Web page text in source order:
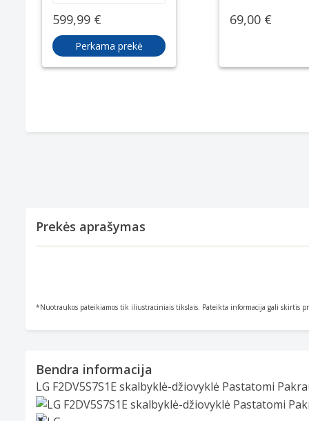
599,99 €
Perkama prekė
69,00 €
Prekės aprašymas
*Nuotraukos pateikiamos tik iliustraciniais tikslais. Pateikta informacija gali skirtis
Bendra informacija
LG F2DV5S7S1E skalbyklė-džiovyklė Pastatomi